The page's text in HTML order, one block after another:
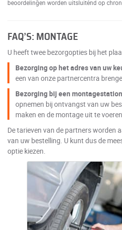
beoordelingen worden uitsluitend op
FAQ’S: MONTAGE
U heeft twee bezorgopties bij het
Bezorging op het adres van uw
een van onze partnercentra
Bezorging bij een
opnemen bij ontvangst van uw
maken en de montage uit te
De tarieven van de partners worden
van uw bestelling. U kunt dus de
optie kiezen.